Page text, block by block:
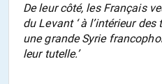
De leur côté, les Français
du Levant ‘ à l’intérieur
une grande Syrie
leur tutelle.’